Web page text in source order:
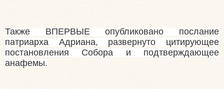
Также ВПЕРВЫЕ опубликовано послание
патриарха Адриана, развернуто цитирующее
постановления Собора и подтверждающее
анафемы.